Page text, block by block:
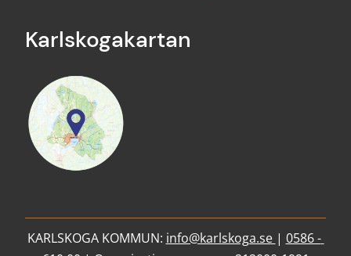
Karlskoga­kartan
KARLSKOGA KOMMUN: info@karlskoga.se | 0586 -